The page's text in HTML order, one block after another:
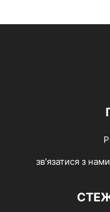
зв'язатися з